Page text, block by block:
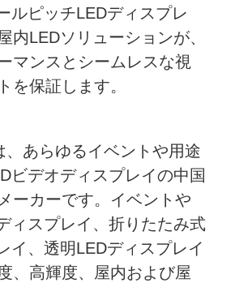
ルピッチLEDディスプレ
内LEDソリューションが、
マンスとシームレスな視
を保証します。
、あらゆるイベントや用途
ビデオディスプレイの中国
ーカーです。イベントや
ィスプレイ、折りたたみ式
イ、透明LEDディスプレイ
、高輝度、屋内および屋